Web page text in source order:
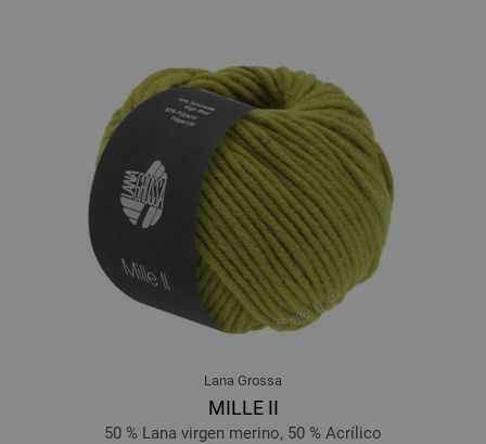
Lana Grossa
MILLE II
50 % Lana virgen merino, 50 % Acrílico